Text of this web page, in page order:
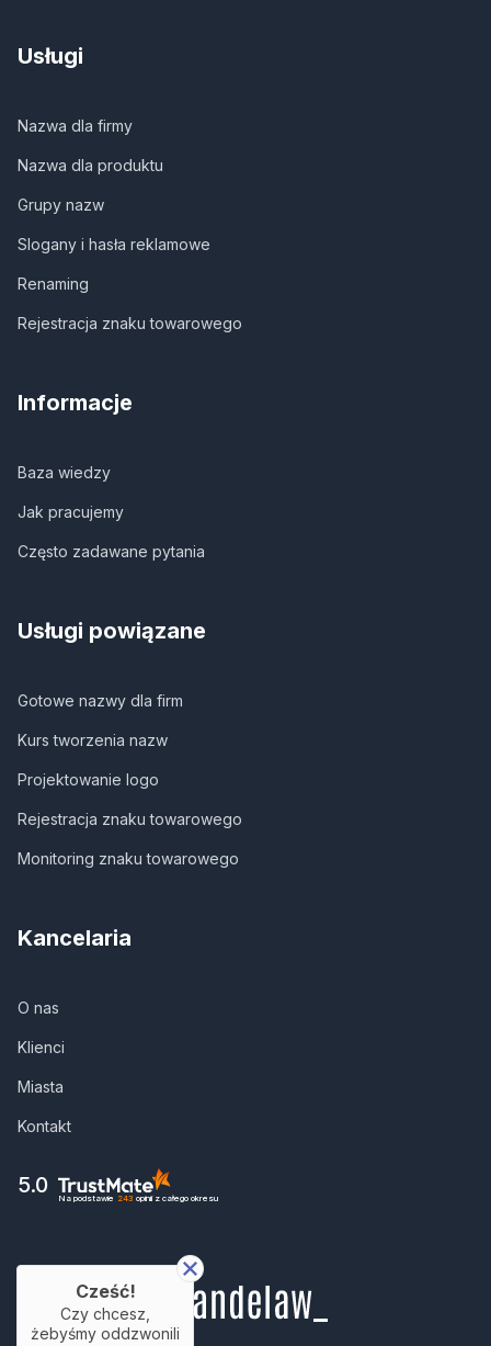
Usługi
Nazwa dla firmy
Nazwa dla produktu
Grupy nazw
Slogany i hasła reklamowe
Renaming
Rejestracja znaku towarowego
Informacje
Baza wiedzy
Jak pracujemy
Często zadawane pytania
Usługi powiązane
Gotowe nazwy dla firm
Kurs tworzenia nazw
Projektowanie logo
Rejestracja znaku towarowego
Monitoring znaku towarowego
Kancelaria
O nas
Klienci
Miasta
Kontakt
5.0
Na podstawie 243 opinii z całego okresu
Cześć!
Czy chcesz,
żebyśmy oddzwonili